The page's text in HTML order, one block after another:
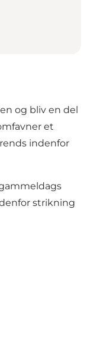
og bliv en del
et
indenfor
strikning